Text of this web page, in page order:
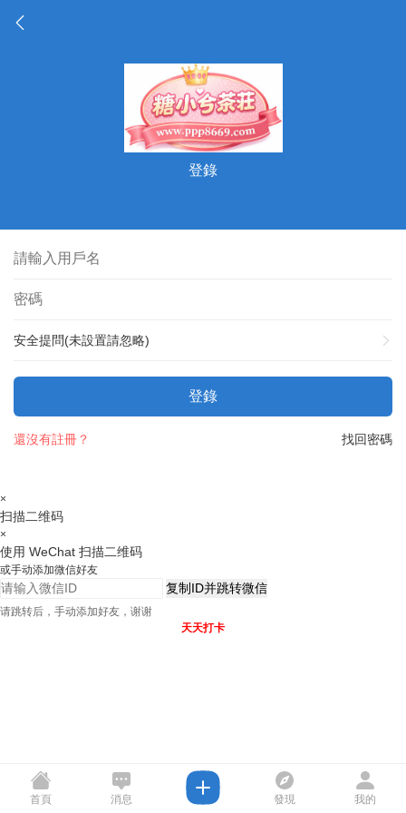
登錄
安全提問(未設置請忽略)
登錄
找回密碼
還沒有註冊？
×
扫描二维码
×
使用 WeChat 扫描二维码
或手动添加微信好友
复制ID并跳转微信
请跳转后，手动添加好友，谢谢
天天打卡
首頁 消息 發現 我的